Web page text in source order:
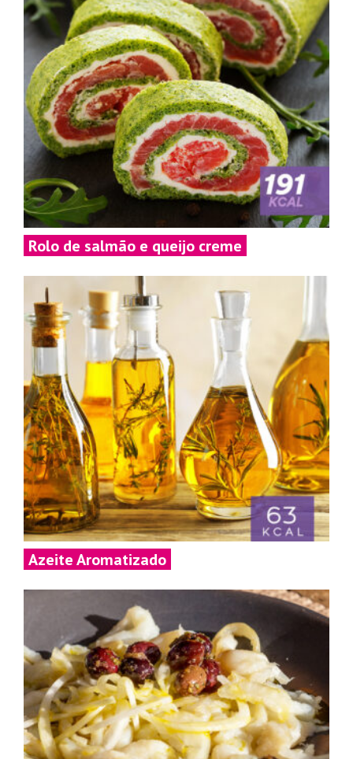
Rolo de salmão e queijo creme
Azeite Aromatizado